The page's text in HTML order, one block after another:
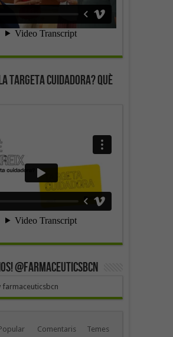
targeta cuidadora? Què
@farmaceuticsbcn
farmaceuticsbcn
Comentaris Temes